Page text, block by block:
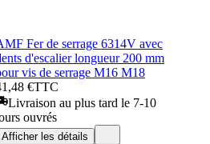
Fer de serrage 6314V avec
d'escalier longueur 200 mm
vis de serrage M16 M18
€TTC
Livraison au plus tard le 7-10
ouvrés
Afficher les détails